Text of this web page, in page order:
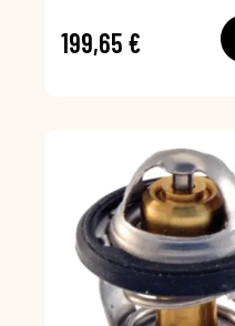
199,65 €